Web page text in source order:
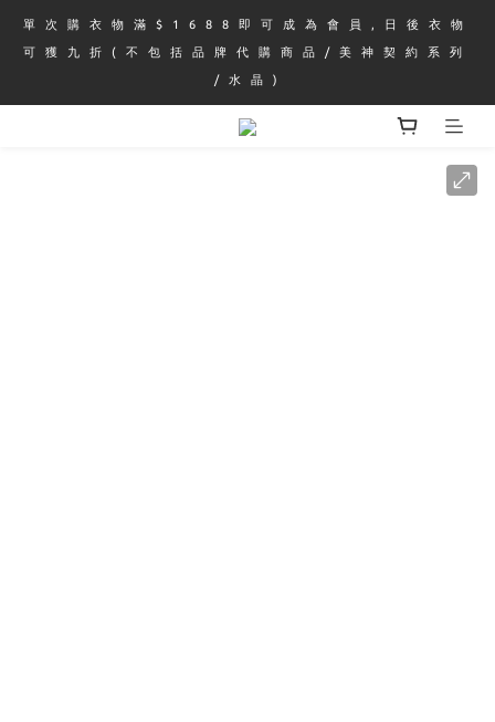
單 次 購 衣 物 滿 $ 1 6 8 8 即 可 成 為 會 員 , 日 後 衣 物
可 獲 九 折 ( 不 包 括 品 牌 代 購 商 品 / 美 神 契 約 系 列
/ 水 晶 )